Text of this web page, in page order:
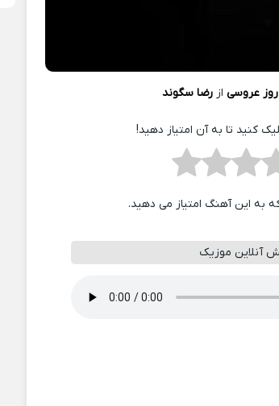
روز عروسی ازرضا سگوند
کنید تا به آن امتیاز دهید!
به این آهنگ امتیاز می دهید.
آنلاین موزیک